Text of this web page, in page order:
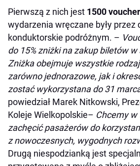
Pierwszą z nich jest 1500
wydarzenia wręczane były przez
konduktorskie podróżnym. –
do 15% zniżki na zakup biletów w
Zniżka obejmuje wszystkie
zarówno jednorazowe, jak i
zostać wykorzystana do 31
powiedział Marek Nitkowski,
Koleje Wielkopolskie– Chcemy w
zachęcić pasażerów do
z nowoczesnych, wygodnych
Drugą niespodzianką jest